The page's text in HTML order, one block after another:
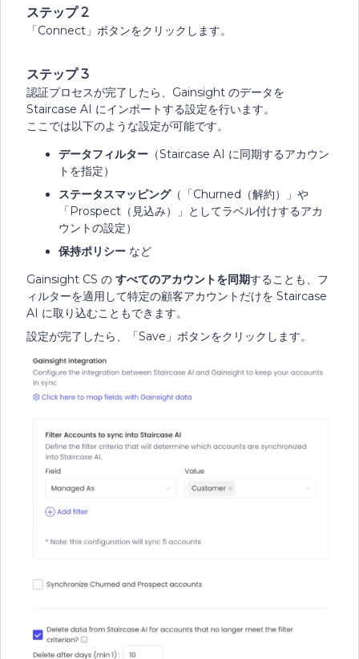
ステップ 2
「Connect」ボタンをクリックします。
ステップ 3
認証プロセスが完了したら、Gainsight のデータを
Staircase AI にインポートする設定を行います。
ここでは以下のような設定が可能です。
データフィルター （Staircase AI に同期するアカウン
トを指定）
ステータスマッピング（「Churned（解約）」や
「Prospect（見込み）」としてラベル付けするアカ
ウントの設定）
保持ポリシー など
Gainsight CS の すべてのアカウントを同期することも、フ
ィルターを適用して特定の顧客アカウントだけを Staircase
AI に取り込むこともできます。
設定が完了したら、「Save」ボタンをクリックします。